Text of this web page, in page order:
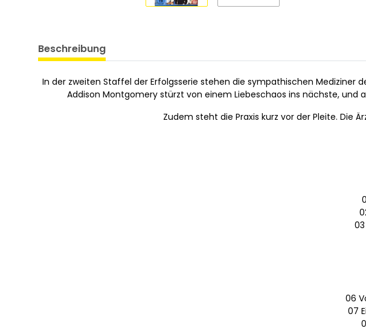
Beschreibung
In der zweiten Staffel der Erfolgsserie stehen die sympathischen Mediziner
Addison Montgomery stürzt von einem Liebeschaos ins nächste, und
Zudem steht die Praxis kurz vor der Pleite. Die
06
07